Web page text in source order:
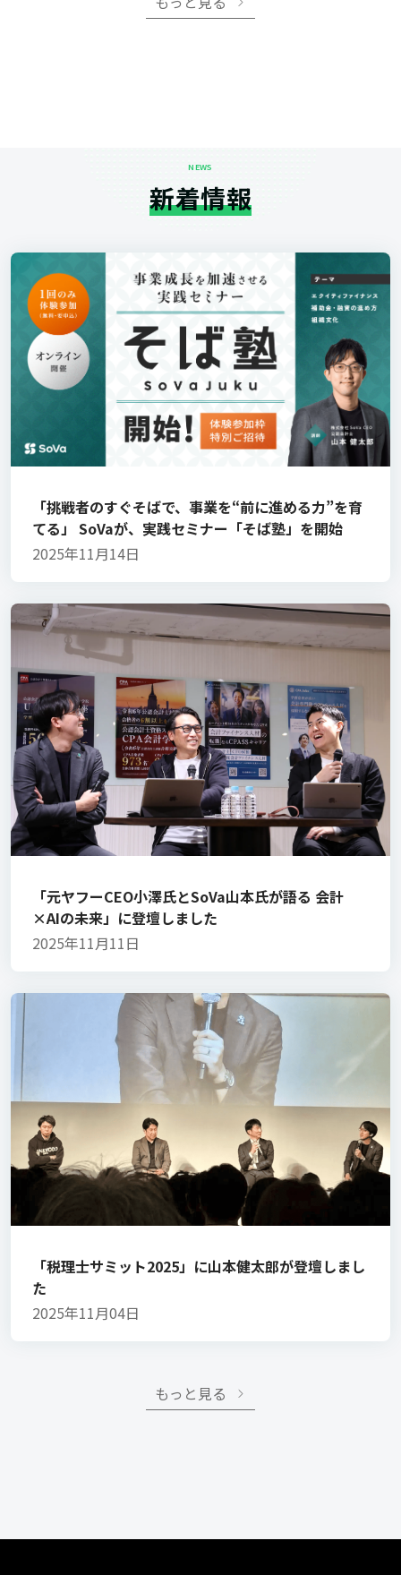
NEWS
新着情報
「挑戦者のすぐそばで、事業を“前に進める力”を育
てる」 SoVaが、実践セミナー「そば塾」を開始
2025年11月14日
「元ヤフーCEO小澤氏とSoVa山本氏が語る 会計
×AIの未来」に登壇しました
2025年11月11日
「税理士サミット2025」に山本健太郎が登壇しまし
た
2025年11月04日
もっと見る